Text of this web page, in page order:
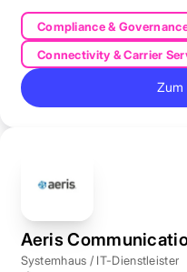
Compliance &
Connectivity & Carrier
Zum
Aeris
Systemhaus / IT-Dienstleister